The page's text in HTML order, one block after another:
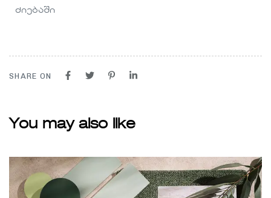
ძიებაში
SHARE ON
You may also like